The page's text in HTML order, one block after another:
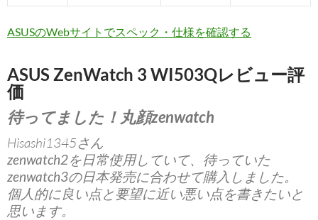
ASUSのWebサイトでスペック・仕様を確認する
ASUS ZenWatch 3 WI503Qレビュー評
価
待ってました！丸顔zenwatch
Hisashi1345さん
zenwatch2を日常使用していて、待っていた
zenwatch3の日本発売に合わせて購入しました。
個人的に良い点と要望に近い悪い点を書きたいと
思います。